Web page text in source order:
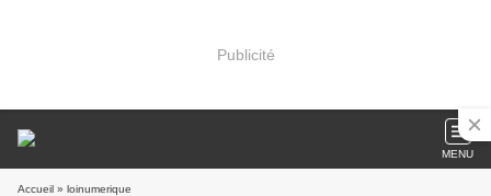
Publicité
MENU
Accueil » loinumerique